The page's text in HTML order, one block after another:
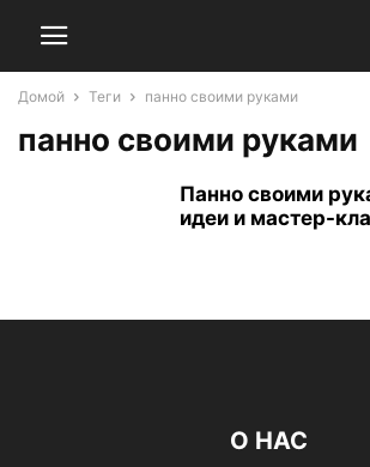
Домой Теги панно своими руками
панно своими руками
Панно своими
идеи и мастер-
О НАС